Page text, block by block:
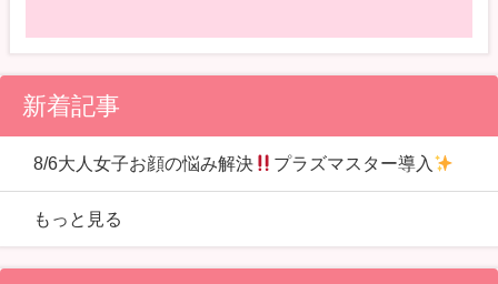
新着記事
8/6大人女子お顔の悩み解決 プラズマスター導入
もっと見る